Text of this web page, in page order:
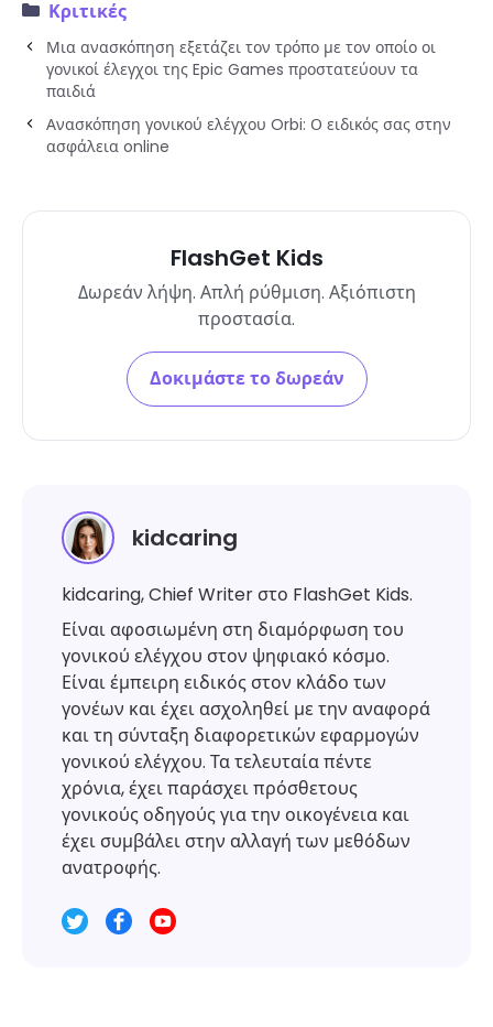
Κριτικές
Μια ανασκόπηση εξετάζει τον τρόπο με τον οποίο οι
γονικοί έλεγχοι της Epic Games προστατεύουν τα
παιδιά
Ανασκόπηση γονικού ελέγχου Orbi: Ο ειδικός σας στην
ασφάλεια online
FlashGet Kids
Δωρεάν λήψη. Απλή ρύθμιση. Αξιόπιστη
προστασία.
Δοκιμάστε το δωρεάν
kidcaring
kidcaring, Chief Writer στο FlashGet Kids.
Είναι αφοσιωμένη στη διαμόρφωση του
γονικού ελέγχου στον ψηφιακό κόσμο.
Είναι έμπειρη ειδικός στον κλάδο των
γονέων και έχει ασχοληθεί με την αναφορά
και τη σύνταξη διαφορετικών εφαρμογών
γονικού ελέγχου. Τα τελευταία πέντε
χρόνια, έχει παράσχει πρόσθετους
γονικούς οδηγούς για την οικογένεια και
έχει συμβάλει στην αλλαγή των μεθόδων
ανατροφής.